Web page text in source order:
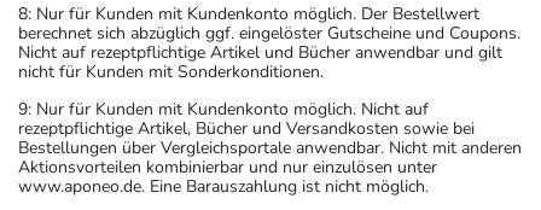
8: Nur für Kunden mit Kundenkonto möglich. Der Bestellwert
berechnet sich abzüglich ggf. eingelöster Gutscheine und Coupons.
Nicht auf rezeptpflichtige Artikel und Bücher anwendbar und gilt
nicht für Kunden mit Sonderkonditionen.
9: Nur für Kunden mit Kundenkonto möglich. Nicht auf
rezeptpflichtige Artikel, Bücher und Versandkosten sowie bei
Bestellungen über Vergleichsportale anwendbar. Nicht mit anderen
Aktionsvorteilen kombinierbar und nur einzulösen unter
www.aponeo.de. Eine Barauszahlung ist nicht möglich.